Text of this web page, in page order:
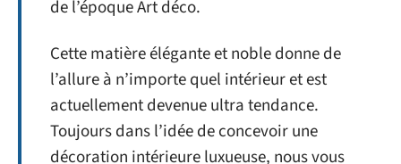
de l’époque Art déco.
Cette matière élégante et noble donne de
l’allure à n’importe quel intérieur et est
actuellement devenue ultra tendance.
Toujours dans l’idée de concevoir une
décoration intérieure luxueuse, nous vous